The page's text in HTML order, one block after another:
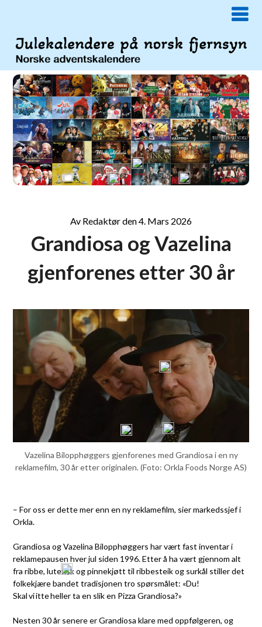
Av Redaktørden4. Mars 2026
Grandiosa og Vazelina
gjenforenes etter 30 år
Vazelina Bilopphøggers gjenforenes med Grandiosa i en ny
reklamefilm, 30 år etter originalen. (Foto: Orkla Foods Norge AS)
– For oss er dette mer enn en ny reklamefilm, sier markedssjef i
Orkla.
Grandiosa og Vazelina Bilopphøggers har vært fast inventar i
reklamepausen hver jul siden 1996. Etter å ha vært gjennom alt
fra ribbe, lutefisk og pinnekjøtt til ribbesteik og surkål stiller det
folkekjære bandet tradisjonen tro spørsmålet: «Du!
Skal vi itte heller ta en slik en Pizza Grandiosa?»
Nesten 30 år senere er Grandiosa klare med oppfølgeren, og